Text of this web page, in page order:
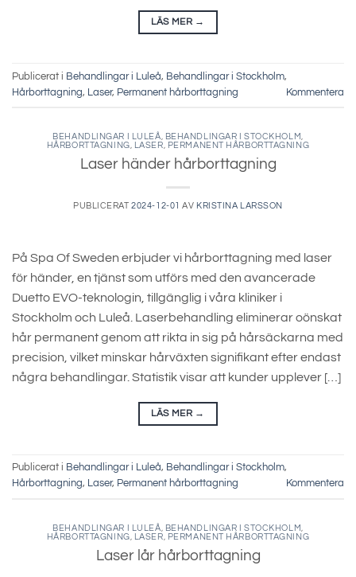
LÄS MER →
Publicerat i Behandlingar i Luleå, Behandlingar i Stockholm,
Hårborttagning, Laser, Permanent hårborttagning Kommentera
BEHANDLINGAR I LULEÅ, BEHANDLINGAR I STOCKHOLM,
HÅRBORTTAGNING, LASER, PERMANENT HÅRBORTTAGNING
Laser händer hårborttagning
PUBLICERAT2024-12-01 AV KRISTINA LARSSON
På Spa Of Sweden erbjuder vi hårborttagning med laser
för händer, en tjänst som utförs med den avancerade
Duetto EVO-teknologin, tillgänglig i våra kliniker i
Stockholm och Luleå. Laserbehandling eliminerar oönskat
hår permanent genom att rikta in sig på hårsäckarna med
precision, vilket minskar hårväxten signifikant efter endast
några behandlingar. Statistik visar att kunder upplever […]
LÄS MER →
Publicerat i Behandlingar i Luleå, Behandlingar i Stockholm,
Hårborttagning, Laser, Permanent hårborttagning Kommentera
BEHANDLINGAR I LULEÅ BEHANDLINGAR I STOCKHOLM
HÅRBORTTAGNING
LASER PERMANENT HÅRBORTTAGNING
Laser lår hårborttagning